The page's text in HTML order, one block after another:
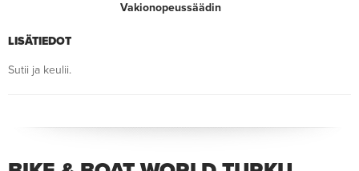
Vakionopeussäädin
LISÄTIEDOT
Sutii ja keulii.